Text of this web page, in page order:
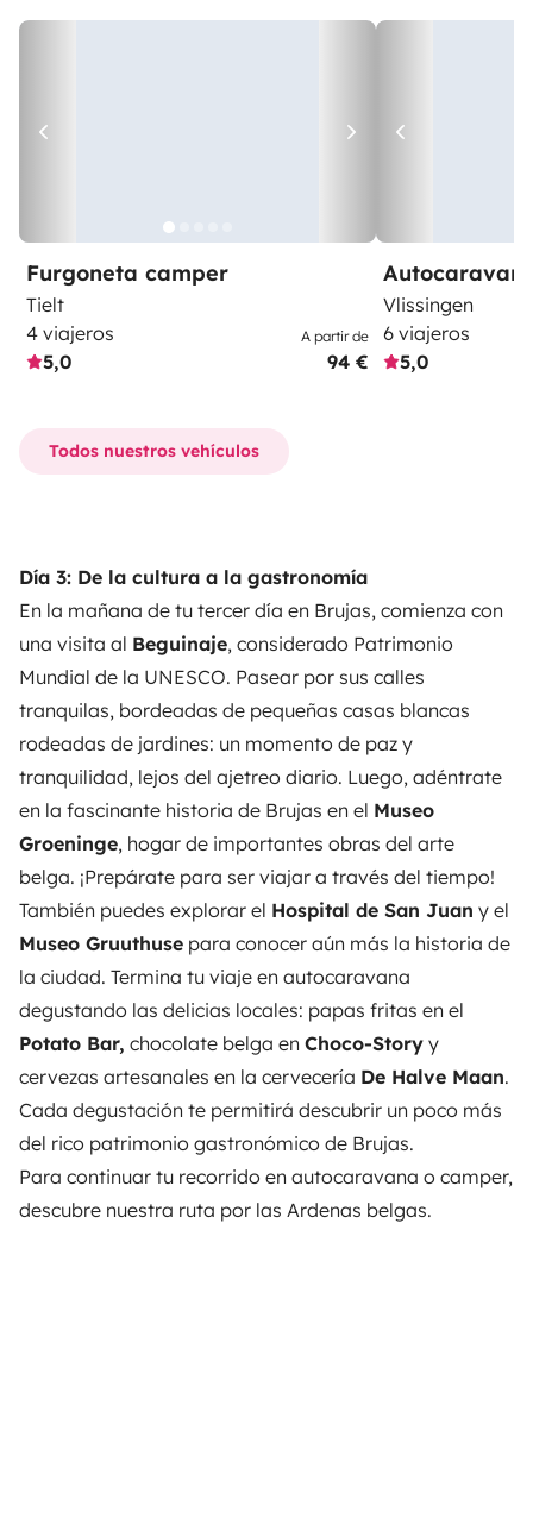
Furgoneta camper
Tielt
4 viajeros
5,0
A partir de
94 €
Vlissingen
6 viajeros
5,0
Todos nuestros vehículos
Día 3: De la cultura a la gastronomía
En la mañana de tu tercer día en Brujas, comienza con
una visita al Beguinaje, considerado Patrimonio
Mundial de la UNESCO. Pasear por sus calles
tranquilas, bordeadas de pequeñas casas blancas
rodeadas de jardines: un momento de paz y
tranquilidad, lejos del ajetreo diario. Luego, adéntrate
en la fascinante historia de Brujas en el Museo
Groeninge, hogar de importantes obras del arte
belga. ¡Prepárate para ser viajar a través del tiempo!
También puedes explorar el Hospital de San Juan y el
Museo Gruuthuse para conocer aún más la historia de
la ciudad. Termina tu viaje en autocaravana
degustando las delicias locales: papas fritas en el
Potato Bar, chocolate belga en Choco-Story y
cervezas artesanales en la cervecería De Halve Maan.
Cada degustación te permitirá descubrir un poco más
del rico patrimonio gastronómico de Brujas.
Para continuar tu recorrido en autocaravana o camper,
descubre nuestra ruta por las Ardenas belgas.